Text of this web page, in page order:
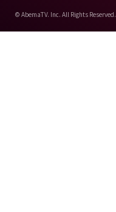
© AbemaTV. Inc. All Rights Reserved.